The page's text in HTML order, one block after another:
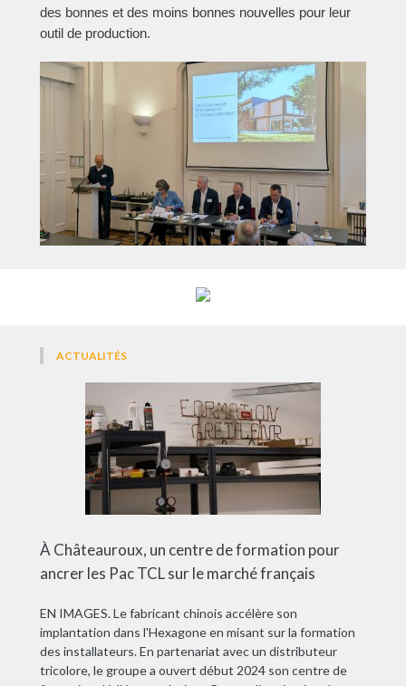
des bonnes et des moins bonnes nouvelles pour leur
outil de production.
ACTUALITÉS
À Châteauroux, un centre de formation pour
ancrer les Pac TCL sur le marché français
EN IMAGES. Le fabricant chinois accélère son
implantation dans l'Hexagone en misant sur la formation
des installateurs. En partenariat avec un distributeur
tricolore, le groupe a ouvert début 2024 son centre de